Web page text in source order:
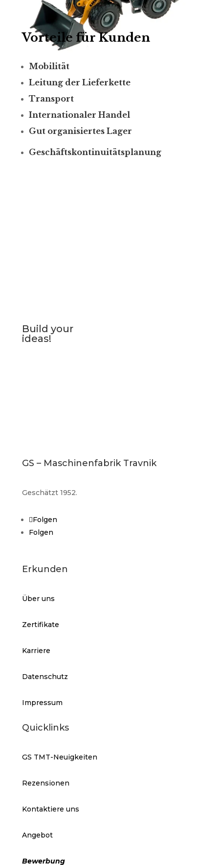
Vorteile für Kunden
Mobilität
Leitung der Lieferkette
Transport
Internationaler Handel
Gut organisiertes Lager
Geschäftskontinuitätsplanung
Build your
ideas!
GS – Maschinenfabrik Travnik
Geschätzt 1952.
Folgen
Folgen
Erkunden
Über uns
Zertifikate
Karriere
Datenschutz
Impressum
Quicklinks
GS TMT-Neuigkeiten
Rezensionen
Kontaktiere uns
Angebot
Bewerbung